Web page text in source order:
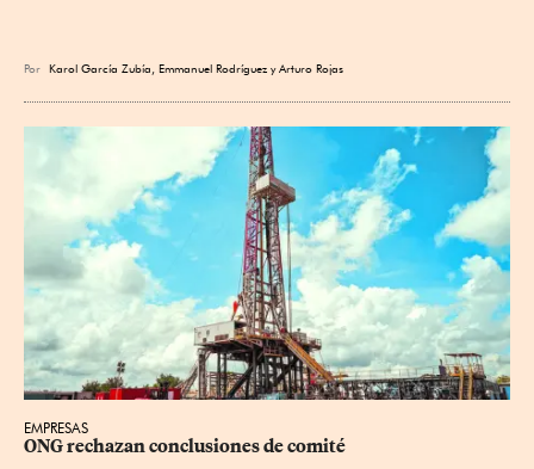
Por Karol García Zubía Emmanuel Rodríguez yArturo Rojas
EMPRESAS
ONG rechazan conclusiones de comité